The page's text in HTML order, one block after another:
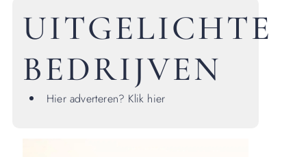
UITGELICHTE
BEDRIJVEN
Hier adverteren? Klik hier